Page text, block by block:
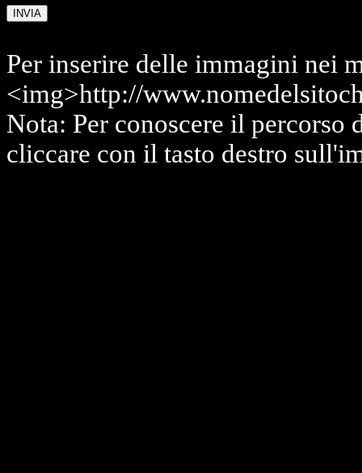
Per inserire delle immagini nei
<img>http://
Nota: Per conoscere il percorso
cliccare con il tasto destro